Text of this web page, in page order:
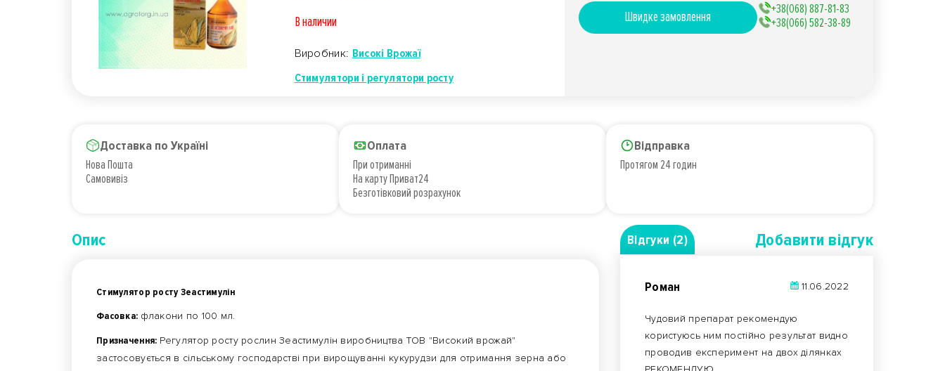
В наличии
Виробник: Високі Врожаї
Стимулятори і регулятори росту
Швидке замовлення
+38(068) 887-81-83
+38(066) 582-38-89
Доставка по Україні
Нова Пошта
Самовивіз
Оплата
При отриманні
На карту Приват24
Безготівковий розрахунок
Відправка
Протягом 24 годин
Опис
Стимулятор росту Зеастимулін
Фасовка: флакони по 100 мл.
Призначення: Регулятор росту рослин Зеастимулін виробництва ТОВ "Високий врожай"
застосовується в сільському господарстві при вирощуванні кукурудзи для отримання зерна або
Відгуки (2) Добавити вiдгук
Роман 11.06.2022
Чудовий препарат рекомендую
користуюсь ним постійно результат видно
проводив експеримент на двох ділянках